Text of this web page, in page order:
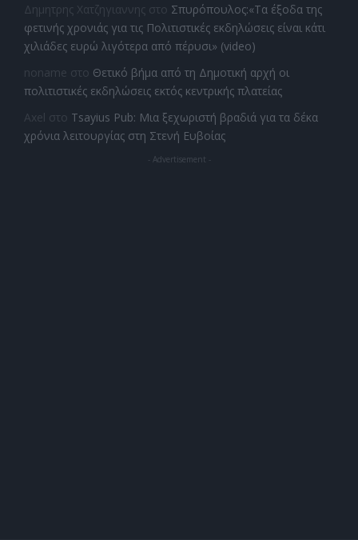
Δημητρης Χατζηγιαννης στο Σπυρόπουλος:«Τα έξοδα της
φετινής χρονιάς για τις Πολιτιστικές εκδηλώσεις είναι κάτι
χιλιάδες ευρώ λιγότερα από πέρυσι» (video)
noname στο Θετικό βήμα από τη Δημοτική αρχή οι
πολιτιστικές εκδηλώσεις εκτός κεντρικής πλατείας
Axel στο Tsayius Pub: Μια ξεχωριστή βραδιά για τα δέκα
χρόνια λειτουργίας στη Στενή Ευβοίας
- Advertisement -